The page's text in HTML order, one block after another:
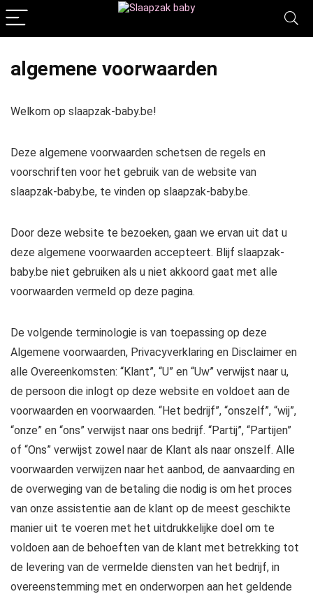
algemene voorwaarden
Welkom op slaapzak-baby.be!
Deze algemene voorwaarden schetsen de regels en
voorschriften voor het gebruik van de website van
slaapzak-baby.be, te vinden op slaapzak-baby.be.
Door deze website te bezoeken, gaan we ervan uit dat u
deze algemene voorwaarden accepteert. Blijf slaapzak-
baby.be niet gebruiken als u niet akkoord gaat met alle
voorwaarden vermeld op deze pagina.
De volgende terminologie is van toepassing op deze
Algemene voorwaarden, Privacyverklaring en Disclaimer en
alle Overeenkomsten: “Klant”, “U” en “Uw” verwijst naar u,
de persoon die inlogt op deze website en voldoet aan de
voorwaarden en voorwaarden. “Het bedrijf”, “onszelf”, “wij”,
“onze” en “ons” verwijst naar ons bedrijf. “Partij”, “Partijen”
of “Ons” verwijst zowel naar de Klant als naar onszelf. Alle
voorwaarden verwijzen naar het aanbod, de aanvaarding en
de overweging van de betaling die nodig is om het proces
van onze assistentie aan de klant op de meest geschikte
manier uit te voeren met het uitdrukkelijke doel om te
voldoen aan de behoeften van de klant met betrekking tot
de levering van de vermelde diensten van het bedrijf, in
overeenstemming met en onderworpen aan het geldende